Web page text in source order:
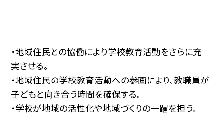
・地域住民との協働により学校教育活動をさらに充
実させる。
・地域住民の学校教育活動への参画により、教職員が
子どもと向き合う時間を確保する。
・学校が地域の活性化や地域づくりの一躍を担う。